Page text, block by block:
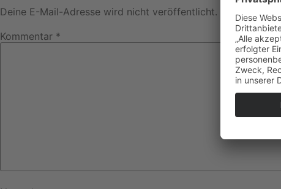
Deine E-Mail-Adresse wird nicht veröffentlicht.
Kommentar *